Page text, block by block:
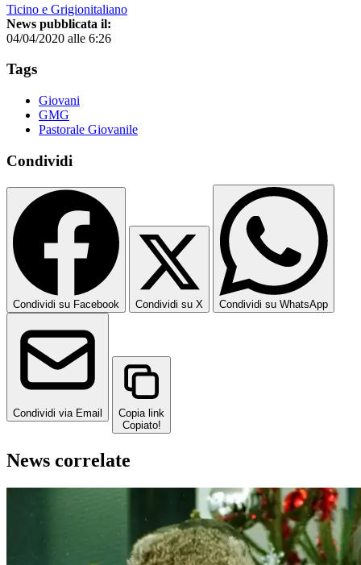
Ticino e Grigionitaliano
News pubblicata il:
04/04/2020 alle 6:26
Tags
Giovani
GMG
Pastorale Giovanile
Condividi
Condividi su Facebook Condividi su X Condividi su WhatsApp
Condividi via Email
Copia link
Copiato!
News correlate